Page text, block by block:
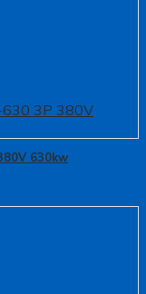
630kw